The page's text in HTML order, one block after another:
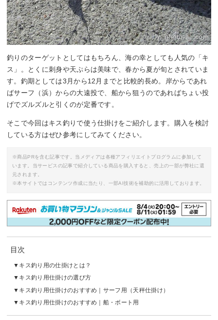
By:photo-ac.com
釣りのターゲットとしてはもちろん、海の幸としても人気の「キ
ス」。とくに刺身や天ぷらは美味で、春から夏が旬とされていま
す。釣期としては3月から12月までと比較的長め。岸からであれ
ばサーフ（浜）からの大遠投で、船から狙うのであればちょい投
げでズルズルと引くのが定番です。
そこで今回はキス釣りで使う仕掛けをご紹介します。購入を検討
している方はぜひ参考にしてみてください。
※商品PRを含む記事です。当メディアは各種アフィリエイトプログラムに参加して
います。当サービスの記事で紹介している商品を購入すると、売上の一部が弊社に還
元されます。
※本サイトではコンテンツ作成に当たり、一部AI技術を補助的に活用しております。
目次
キス釣り用の仕掛けとは？
キス釣り用仕掛けの選び方
キス釣り用仕掛けのおすすめ｜サーフ用（天秤仕掛け）
キス釣り用仕掛けのおすすめ｜船・ボート用